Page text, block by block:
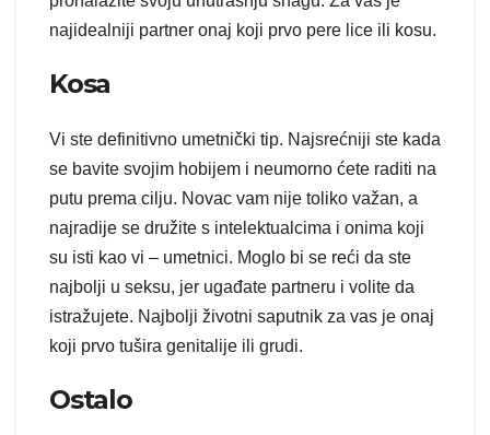
najidealniji partner onaj koji prvo pere lice ili kosu.
Kosa
Vi ste definitivno umetnički tip. Najsrećniji ste kada
se bavite svojim hobijem i neumorno ćete raditi na
putu prema cilju. Novac vam nije toliko važan, a
najradije se družite s intelektualcima i onima koji
su isti kao vi – umetnici. Moglo bi se reći da ste
najbolji u seksu, jer ugađate partneru i volite da
istražujete. Najbolji životni saputnik za vas je onaj
koji prvo tušira genitalije ili grudi.
Ostalo